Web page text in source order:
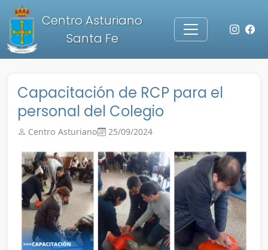
Centro Asturiano
Santa Fe
Capacitación de RCP para el
personal del Colegio
Centro Asturiano 25/09/2024